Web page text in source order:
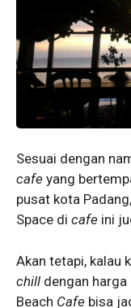
Sesuai dengan
cafe yang
pusat kota Padang,
Space di cafe ini
Akan tetapi, kalau
chill dengan harga
Beach Cafe bisa